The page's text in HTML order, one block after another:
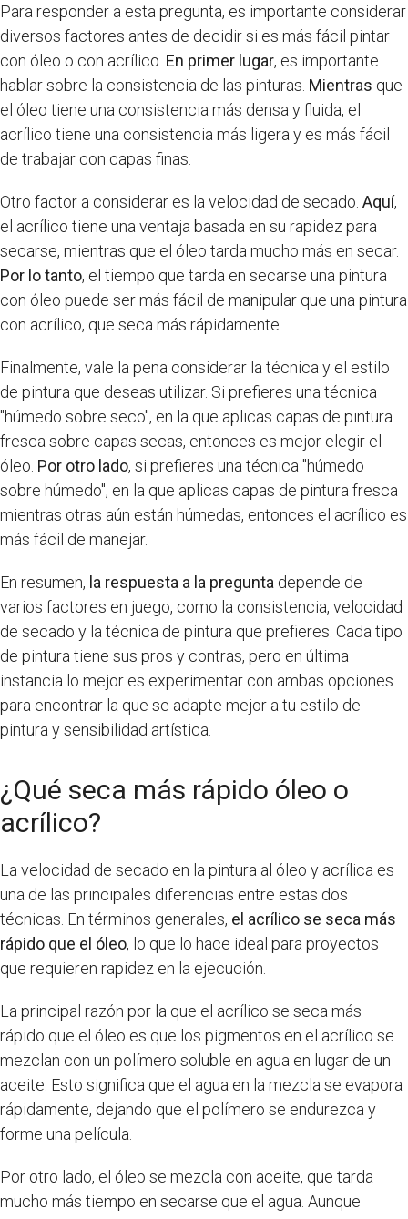
Para responder a esta pregunta, es importante considerar
diversos factores antes de decidir si es más fácil pintar
con óleo o con acrílico. En primer lugar, es importante
hablar sobre la consistencia de las pinturas. Mientras que
el óleo tiene una consistencia más densa y fluida, el
acrílico tiene una consistencia más ligera y es más fácil
de trabajar con capas finas.
Otro factor a considerar es la velocidad de secado. Aquí,
el acrílico tiene una ventaja basada en su rapidez para
secarse, mientras que el óleo tarda mucho más en secar.
Por lo tanto, el tiempo que tarda en secarse una pintura
con óleo puede ser más fácil de manipular que una pintura
con acrílico, que seca más rápidamente.
Finalmente, vale la pena considerar la técnica y el estilo
de pintura que deseas utilizar. Si prefieres una técnica
"húmedo sobre seco", en la que aplicas capas de pintura
fresca sobre capas secas, entonces es mejor elegir el
óleo. Por otro lado, si prefieres una técnica "húmedo
sobre húmedo", en la que aplicas capas de pintura fresca
mientras otras aún están húmedas, entonces el acrílico es
más fácil de manejar.
En resumen, la respuesta a la pregunta depende de
varios factores en juego, como la consistencia, velocidad
de secado y la técnica de pintura que prefieres. Cada tipo
de pintura tiene sus pros y contras, pero en última
instancia lo mejor es experimentar con ambas opciones
para encontrar la que se adapte mejor a tu estilo de
pintura y sensibilidad artística.
¿Qué seca más rápido óleo o
acrílico?
La velocidad de secado en la pintura al óleo y acrílica es
una de las principales diferencias entre estas dos
técnicas. En términos generales, el acrílico se seca más
rápido que el óleo, lo que lo hace ideal para proyectos
que requieren rapidez en la ejecución.
La principal razón por la que el acrílico se seca más
rápido que el óleo es que los pigmentos en el acrílico se
mezclan con un polímero soluble en agua en lugar de un
aceite. Esto significa que el agua en la mezcla se evapora
rápidamente, dejando que el polímero se endurezca y
forme una película.
Por otro lado, el óleo se mezcla con aceite, que tarda
mucho más tiempo en secarse que el agua. Aunque